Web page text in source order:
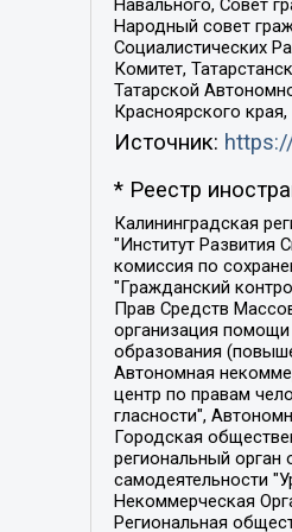
Навального, Совет
Народный совет
Социалистических
Комитет,
Татарской
Красноярского
Источник:
* Реестр
Калининградская региональная общественная организация "Экозащита!-Женсовет", Фонд содействия защите прав и свобод граждан "Общественный вердикт", Фонд "Институт Развития Свободы Информации", Частное учреждение "Информационное агентство МЕМО. РУ", Региональная общественная организация "Общественная комиссия по сохранению наследия академика Сахарова", Фонд поддержки свободы прессы, Санкт-Петербургская общественная правозащитная организация "Гражданский контроль", Межрегиональная общественная организация "Информационно-просветительский центр "Мемориал", Региональный Фонд "Центр Защиты Прав Средств Массовой Информации", с 05.12.2023 Фонд "Центр Защиты Прав Средств массовой информации", Региональная общественная благотворительная организация помощи беженцам и мигрантам "Гражданское содействие", Негосударственное образовательное учреждение дополнительного профессионального образования (повышение квалификации) специалистов "АКАДЕМИЯ ПО ПРАВАМ ЧЕЛОВЕКА", Свердловская региональная общественная организация "Сутяжник", Автономная некоммерческая организация "Центр независимых социологических исследований", Союз общественных объединений "Российский исследовательский центр по правам человека", Региональное